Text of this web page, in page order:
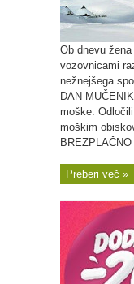
Ob dnevu
vozovnicami
nežnejšega
DAN
moške.
moškim
Preberi več »